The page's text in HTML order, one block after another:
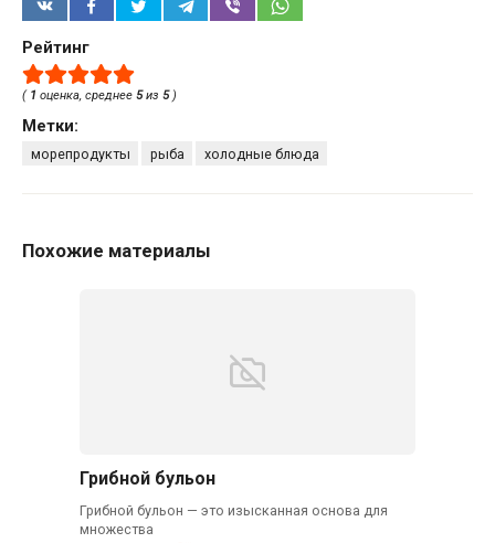
Рейтинг
( 1 оценка, среднее 5из 5)
Метки:
морепродукты рыба холодные блюда
Похожие материалы
Грибной бульон
Грибной бульон — это изысканная основа для
множества